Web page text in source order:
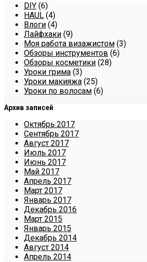
DIY (6)
HAUL (4)
Влоги (4)
Лайфхаки (9)
Моя работа визажистом (3)
Обзоры инструментов (6)
Обзоры косметики (28)
Уроки грима (3)
Уроки макияжа (25)
Уроки по волосам (6)
Архив записей
Октябрь 2017
Сентябрь 2017
Август 2017
Июль 2017
Июнь 2017
Май 2017
Апрель 2017
Март 2017
Январь 2017
Декабрь 2016
Март 2015
Январь 2015
Декабрь 2014
Август 2014
Апрель 2014